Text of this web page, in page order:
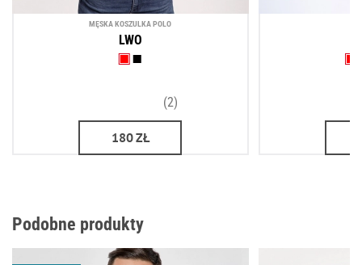
MĘSKA KOSZULKA POLO
LWO
(2)
180ZŁ
Podobne produkty